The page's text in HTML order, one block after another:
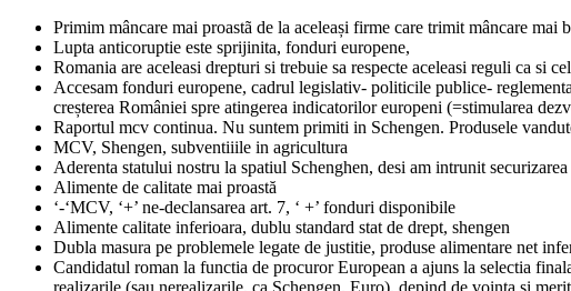
Primim mâncare mai proastã de la aceleași firme care trimit mâncare
Lupta anticoruptie este sprijinita, fonduri europene,
Romania are aceleasi drepturi si trebuie sa respecte aceleasi reguli ca si
Accesam fonduri europene, cadrul legislativ- politicile publice-
creșterea României spre atingerea indicatorilor europeni (=stimularea
Raportul mcv continua. Nu suntem primiti in Schengen. Produsele
MCV, Shengen, subventiiile in agricultura
Aderenta statului nostru la spatiul Schenghen, desi am intrunit
Alimente de calitate mai proastă
‘-‘MCV, ‘+’ ne-declansarea art. 7, ‘ +’ fonduri disponibile
Alimente calitate inferioara, dublu standard stat de drept, shengen
Dubla masura pe problemele legate de justitie, produse alimentare net
Candidatul roman la functia de procuror European a ajuns la selectia
realizarile (sau nerealizarile, ca Schengen, Euro), depind de vointa si